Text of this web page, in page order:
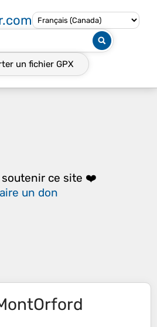
un fichier GPX
soutenir ce site ❤️
un don